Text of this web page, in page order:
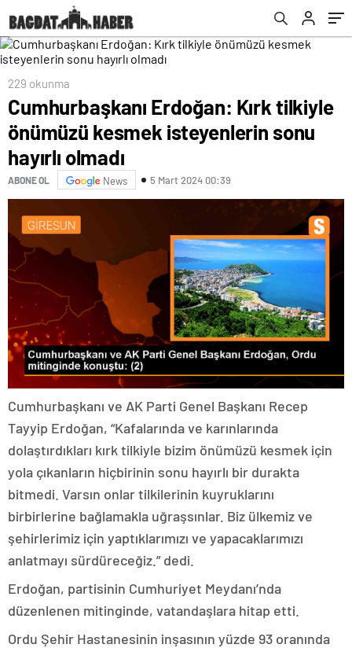
229 okunma
Cumhurbaşkanı Erdoğan: Kırk tilkiyle
önümüzü kesmek isteyenlerin sonu
hayırlı olmadı
ABONE OL News 5 Mart 2024 00:39
Cumhurbaşkanı ve AK Parti Genel Başkanı Recep
Tayyip Erdoğan, “Kafalarında ve karınlarında
dolaştırdıkları kırk tilkiyle bizim önümüzü kesmek için
yola çıkanların hiçbirinin sonu hayırlı bir durakta
bitmedi. Varsın onlar tilkilerinin kuyruklarını
birbirlerine bağlamakla uğraşsınlar. Biz ülkemiz ve
şehirlerimiz için yaptıklarımızı ve yapacaklarımızı
anlatmayı sürdüreceğiz.” dedi.
Erdoğan, partisinin Cumhuriyet Meydanı’nda
düzenlenen mitinginde, vatandaşlara hitap etti.
Ordu Şehir Hastanesinin inşasının yüzde 93 oranında